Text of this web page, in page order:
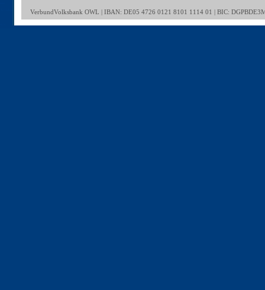
VerbundVolksbank OWL | IBAN: DE05 4726 0121 8101 1114 01 | BIC: